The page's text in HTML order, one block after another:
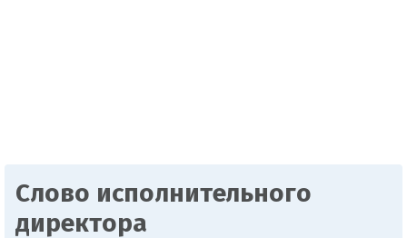
Слово исполнительного
директора